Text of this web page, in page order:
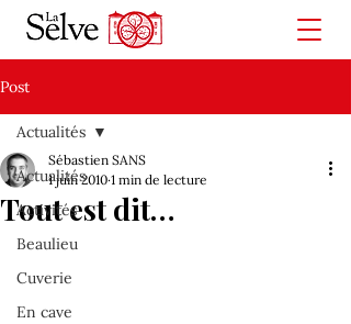
Post
Actualités
Activités
Beaulieu
Cuverie
En cave
Actualités
Tout est dit…
Sébastien SANS
1 juin 2010 1 min de lecture